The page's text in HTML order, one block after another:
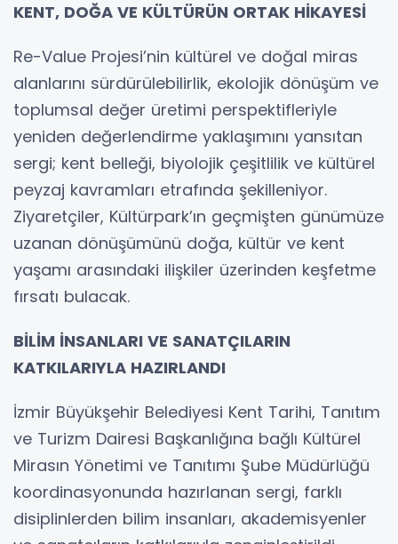
KENT, DOĞA VE KÜLTÜRÜN ORTAK HİKAYESİ
Re-Value Projesi’nin kültürel ve doğal miras
alanlarını sürdürülebilirlik, ekolojik dönüşüm ve
toplumsal değer üretimi perspektifleriyle
yeniden değerlendirme yaklaşımını yansıtan
sergi; kent belleği, biyolojik çeşitlilik ve kültürel
peyzaj kavramları etrafında şekilleniyor.
Ziyaretçiler, Kültürpark’ın geçmişten günümüze
uzanan dönüşümünü doğa, kültür ve kent
yaşamı arasındaki ilişkiler üzerinden keşfetme
fırsatı bulacak.
BİLİM İNSANLARI VE SANATÇILARIN
KATKILARIYLA HAZIRLANDI
İzmir Büyükşehir Belediyesi Kent Tarihi, Tanıtım
ve Turizm Dairesi Başkanlığına bağlı Kültürel
Mirasın Yönetimi ve Tanıtımı Şube Müdürlüğü
koordinasyonunda hazırlanan sergi, farklı
disiplinlerden bilim insanları, akademisyenler